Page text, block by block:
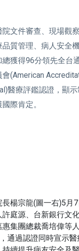
文件審查、現場觀
品質管理、病人安全
總獲得96分領先全台
(American
醫療評鑑認證，顯
際肯定。
長楊宗龍(圖一右)5月
許庭源、台新銀行文
惠集團總裁喬培偉等
通過認證同時宣示